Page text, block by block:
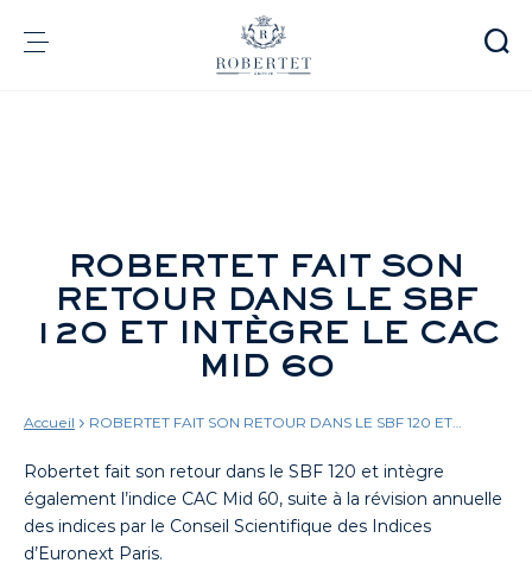
Informations financières
Contact
e-Robertet FR
ROBERTET FAIT SON
RETOUR DANS LE SBF
120 ET INTÈGRE LE CAC
MID 60
Accueil
ROBERTET FAIT SON RETOUR DANS LE SBF 120 ET
Robertet fait son retour dans le SBF 120 et intègre
également l’indice CAC Mid 60, suite à la révision annuelle
des indices par le Conseil Scientifique des Indices
d’Euronext Paris.
Panneau de gestion des cookies